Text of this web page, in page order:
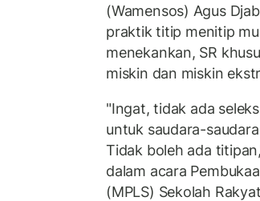
(Wamensos) Agus
praktik titip menitip
menekankan, SR
miskin dan miskin
"Ingat, tidak ada
untuk saudara-
Tidak boleh ada
dalam acara
(MPLS) Sekolah